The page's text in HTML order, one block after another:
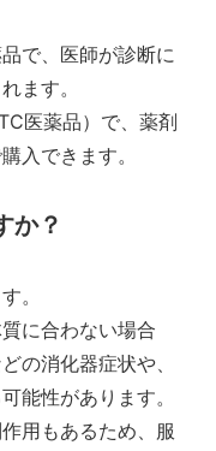
で、医師が診断に
ます。
医薬品）で、薬剤
入できます。
か？
。
に合わない場合
の消化器症状や、
能性があります。
用もあるため、服